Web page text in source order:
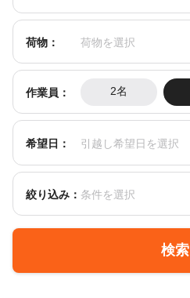
荷物： 荷物を選択
作業員： 2名
希望日： 引越し希望日を選択
絞り込み： 条件を選択
検索